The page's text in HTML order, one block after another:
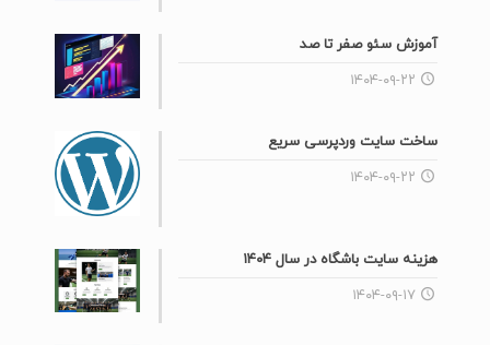
آموزش سئو صفر تا صد
۱۴۰۴-۰۹-۲۲
ساخت سایت وردپرسی سریع
۱۴۰۴-۰۹-۲۲
هزینه سایت باشگاه در سال ۱۴۰۴
۱۴۰۴-۰۹-۱۷